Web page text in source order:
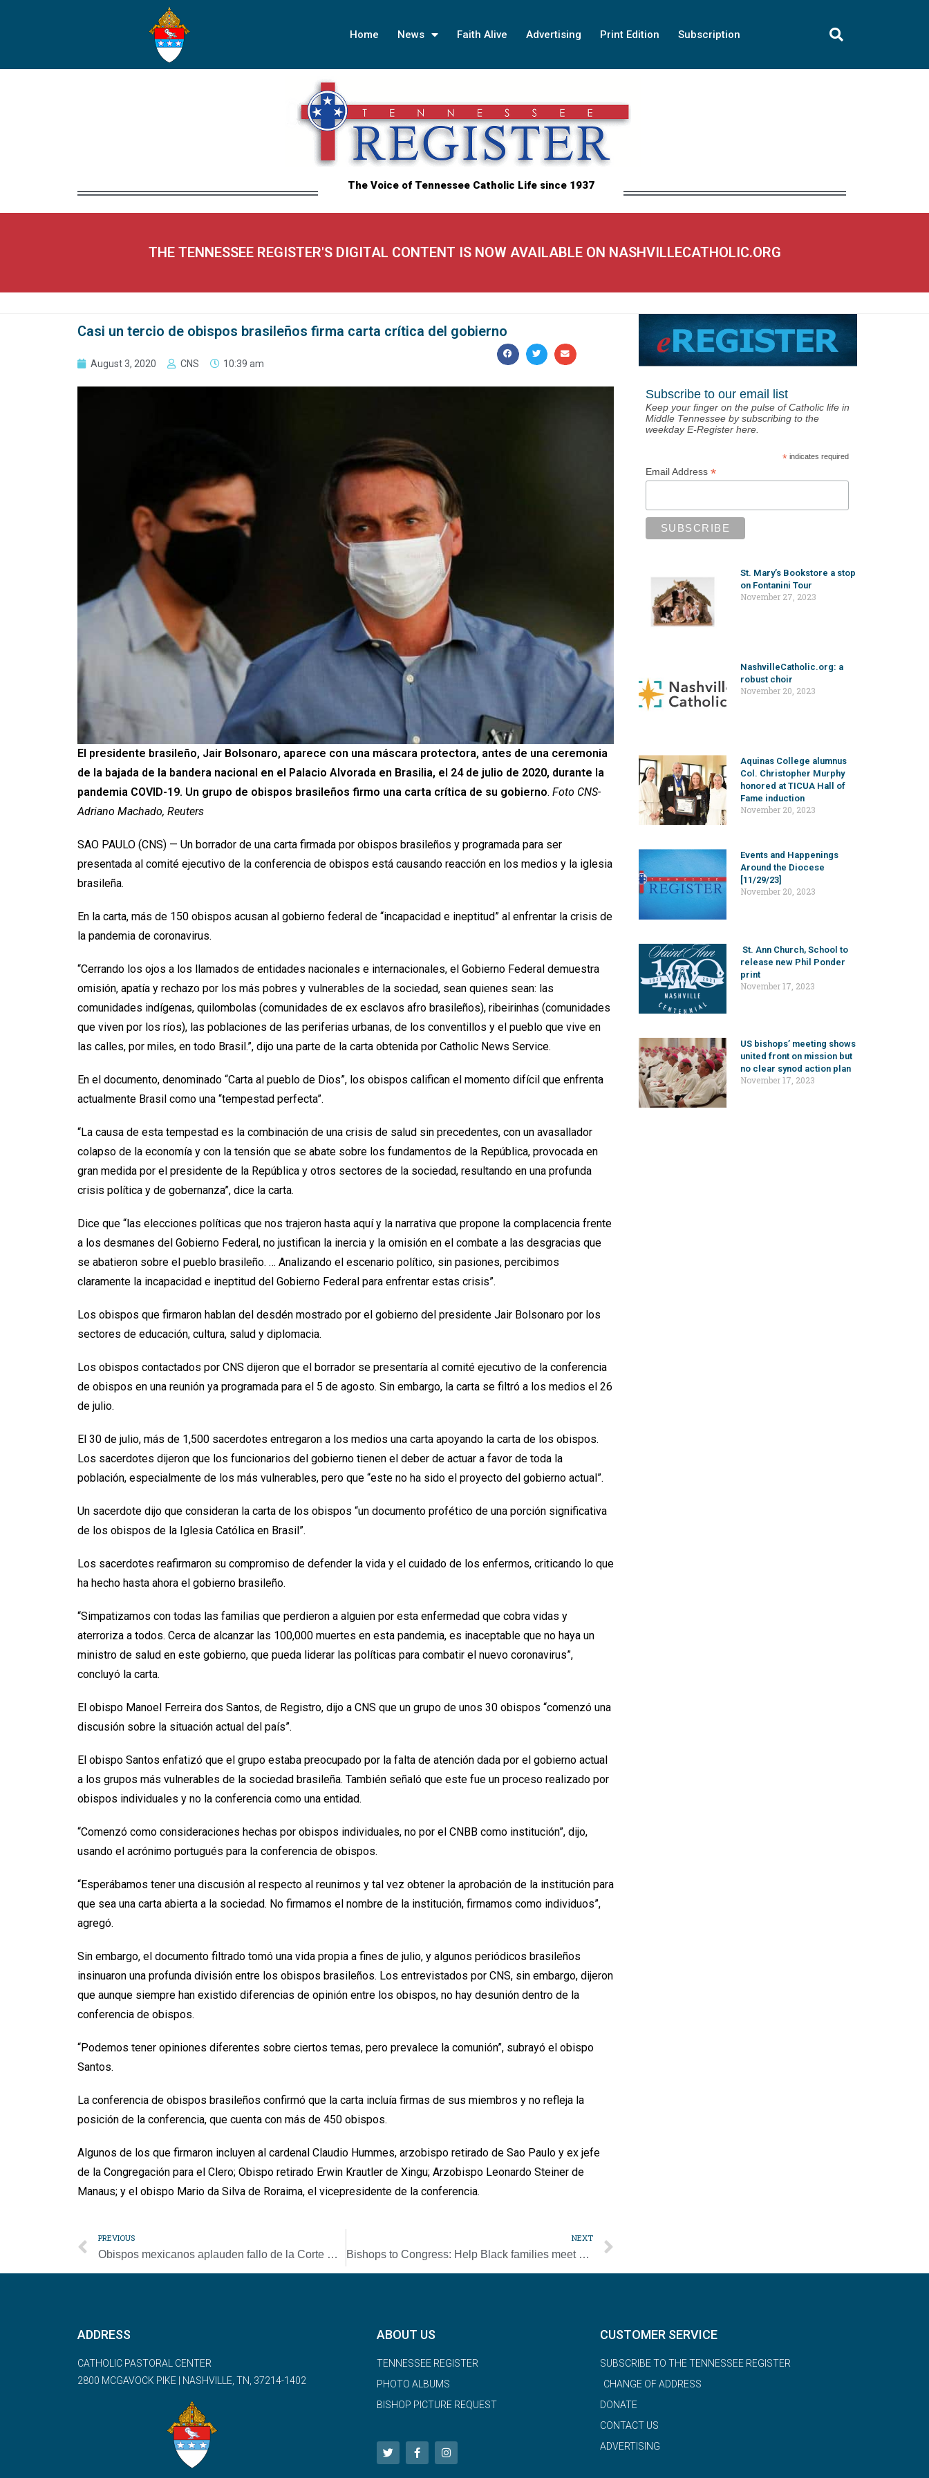
Home News Faith Alive Advertising Print Edition Subscription
The Voice of Tennessee Catholic Life since 1937
THE TENNESSEE REGISTER'S DIGITAL CONTENT IS NOW AVAILABLE ON NASHVILLECATHOLIC.ORG
Casi un tercio de obispos brasileños firma carta crítica del gobierno
August 3, 2020 CNS 10:39 am
El presidente brasileño, Jair Bolsonaro, aparece con una máscara protectora, antes de una ceremonia
de la bajada de la bandera nacional en el Palacio Alvorada en Brasilia, el 24 de julio de 2020, durante la
pandemia COVID-19. Un grupo de obispos brasileños firmo una carta crítica de su gobierno. Foto CNS-
Adriano Machado, Reuters
SAO PAULO (CNS) — Un borrador de una carta firmada por obispos brasileños y programada para ser
presentada al comité ejecutivo de la conferencia de obispos está causando reacción en los medios y la iglesia
brasileña.
En la carta, más de 150 obispos acusan al gobierno federal de “incapacidad e ineptitud” al enfrentar la crisis de
la pandemia de coronavirus.
“Cerrando los ojos a los llamados de entidades nacionales e internacionales, el Gobierno Federal demuestra
omisión, apatía y rechazo por los más pobres y vulnerables de la sociedad, sean quienes sean: las
comunidades indígenas, quilombolas (comunidades de ex esclavos afro brasileños), ribeirinhas (comunidades
que viven por los ríos), las poblaciones de las periferias urbanas, de los conventillos y el pueblo que vive en
las calles, por miles, en todo Brasil.”, dijo una parte de la carta obtenida por Catholic News Service.
En el documento, denominado “Carta al pueblo de Dios”, los obispos califican el momento difícil que enfrenta
actualmente Brasil como una “tempestad perfecta”.
“La causa de esta tempestad es la combinación de una crisis de salud sin precedentes, con un avasallador
colapso de la economía y con la tensión que se abate sobre los fundamentos de la República, provocada en
gran medida por el presidente de la República y otros sectores de la sociedad, resultando en una profunda
crisis política y de gobernanza”, dice la carta.
Dice que “las elecciones políticas que nos trajeron hasta aquí y la narrativa que propone la complacencia frente
a los desmanes del Gobierno Federal, no justifican la inercia y la omisión en el combate a las desgracias que
se abatieron sobre el pueblo brasileño. … Analizando el escenario político, sin pasiones, percibimos
claramente la incapacidad e ineptitud del Gobierno Federal para enfrentar estas crisis”.
Los obispos que firmaron hablan del desdén mostrado por el gobierno del presidente Jair Bolsonaro por los
sectores de educación, cultura, salud y diplomacia.
Los obispos contactados por CNS dijeron que el borrador se presentaría al comité ejecutivo de la conferencia
de obispos en una reunión ya programada para el 5 de agosto. Sin embargo, la carta se filtró a los medios el 26
de julio.
El 30 de julio, más de 1,500 sacerdotes entregaron a los medios una carta apoyando la carta de los obispos.
Los sacerdotes dijeron que los funcionarios del gobierno tienen el deber de actuar a favor de toda la
población, especialmente de los más vulnerables, pero que “este no ha sido el proyecto del gobierno actual”.
Un sacerdote dijo que consideran la carta de los obispos “un documento profético de una porción significativa
de los obispos de la Iglesia Católica en Brasil”.
Los sacerdotes reafirmaron su compromiso de defender la vida y el cuidado de los enfermos, criticando lo que
ha hecho hasta ahora el gobierno brasileño.
“Simpatizamos con todas las familias que perdieron a alguien por esta enfermedad que cobra vidas y
aterroriza a todos. Cerca de alcanzar las 100,000 muertes en esta pandemia, es inaceptable que no haya un
ministro de salud en este gobierno, que pueda liderar las políticas para combatir el nuevo coronavirus”,
concluyó la carta.
El obispo Manoel Ferreira dos Santos, de Registro, dijo a CNS que un grupo de unos 30 obispos “comenzó una
discusión sobre la situación actual del país”.
El obispo Santos enfatizó que el grupo estaba preocupado por la falta de atención dada por el gobierno actual
a los grupos más vulnerables de la sociedad brasileña. También señaló que este fue un proceso realizado por
obispos individuales y no la conferencia como una entidad.
“Comenzó como consideraciones hechas por obispos individuales, no por el CNBB como institución”, dijo,
usando el acrónimo portugués para la conferencia de obispos.
“Esperábamos tener una discusión al respecto al reunirnos y tal vez obtener la aprobación de la institución para
que sea una carta abierta a la sociedad. No firmamos el nombre de la institución, firmamos como individuos”,
agregó.
Sin embargo, el documento filtrado tomó una vida propia a fines de julio, y algunos periódicos brasileños
insinuaron una profunda división entre los obispos brasileños. Los entrevistados por CNS, sin embargo, dijeron
que aunque siempre han existido diferencias de opinión entre los obispos, no hay desunión dentro de la
conferencia de obispos.
“Podemos tener opiniones diferentes sobre ciertos temas, pero prevalece la comunión”, subrayó el obispo
Santos.
La conferencia de obispos brasileños confirmó que la carta incluía firmas de sus miembros y no refleja la
posición de la conferencia, que cuenta con más de 450 obispos.
Algunos de los que firmaron incluyen al cardenal Claudio Hummes, arzobispo retirado de Sao Paulo y ex jefe
de la Congregación para el Clero; Obispo retirado Erwin Krautler de Xingu; Arzobispo Leonardo Steiner de
Manaus; y el obispo Mario da Silva de Roraima, el vicepresidente de la conferencia.
PREVIOUS
Obispos mexicanos aplauden fallo de la Corte Suprema sobre aborto
NEXT
Bishops to Congress: Help Black families meet children’s educational needs
Subscribe to our email list
Keep your finger on the pulse of Catholic life in
Middle Tennessee by subscribing to the
weekday E-Register here.
* indicates required
Email Address *
St. Mary’s Bookstore a stop
on Fontanini Tour
November 27, 2023
NashvilleCatholic.org: a
robust choir
November 20, 2023
Aquinas College alumnus
Col. Christopher Murphy
honored at TICUA Hall of
Fame induction
November 20, 2023
Events and Happenings
Around the Diocese
[11/29/23]
November 20, 2023
St. Ann Church, School to
release new Phil Ponder
print
November 17, 2023
US bishops’ meeting shows
united front on mission but
no clear synod action plan
November 17, 2023
ADDRESS
CATHOLIC PASTORAL CENTER
2800 MCGAVOCK PIKE | NASHVILLE, TN, 37214-1402
ABOUT US
TENNESSEE REGISTER
PHOTO ALBUMS
BISHOP PICTURE REQUEST
CUSTOMER SERVICE
SUBSCRIBE TO THE TENNESSEE REGISTER
CHANGE OF ADDRESS
DONATE
CONTACT US
ADVERTISING